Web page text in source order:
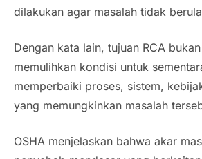
dilakukan agar masalah tidak
Dengan kata lain, tujuan RCA
memulihkan kondisi untuk
memperbaiki proses, sistem,
yang memungkinkan masalah
OSHA menjelaskan bahwa akar